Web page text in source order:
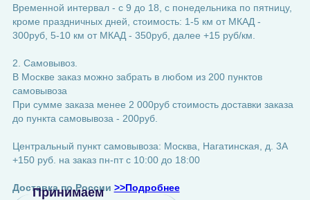
Временной интервал - с 9 до 18, с понедельника по пятницу,
кроме праздничных дней, стоимость: 1-5 км от МКАД -
300руб, 5-10 км от МКАД - 350руб, далее +15 руб/км.
2. Самовывоз.
В Москве заказ можно забрать в любом из 200 пунктов
самовывоза
При сумме заказа менее 2 000руб стоимость доставки заказа
до пункта самовывоза - 200руб.
Центральный пункт самовывоза: Москва, Нагатинская, д. 3А
+150 руб. на заказ пн-пт с 10:00 до 18:00
Доставка по России >>Подробнее
Принимаем